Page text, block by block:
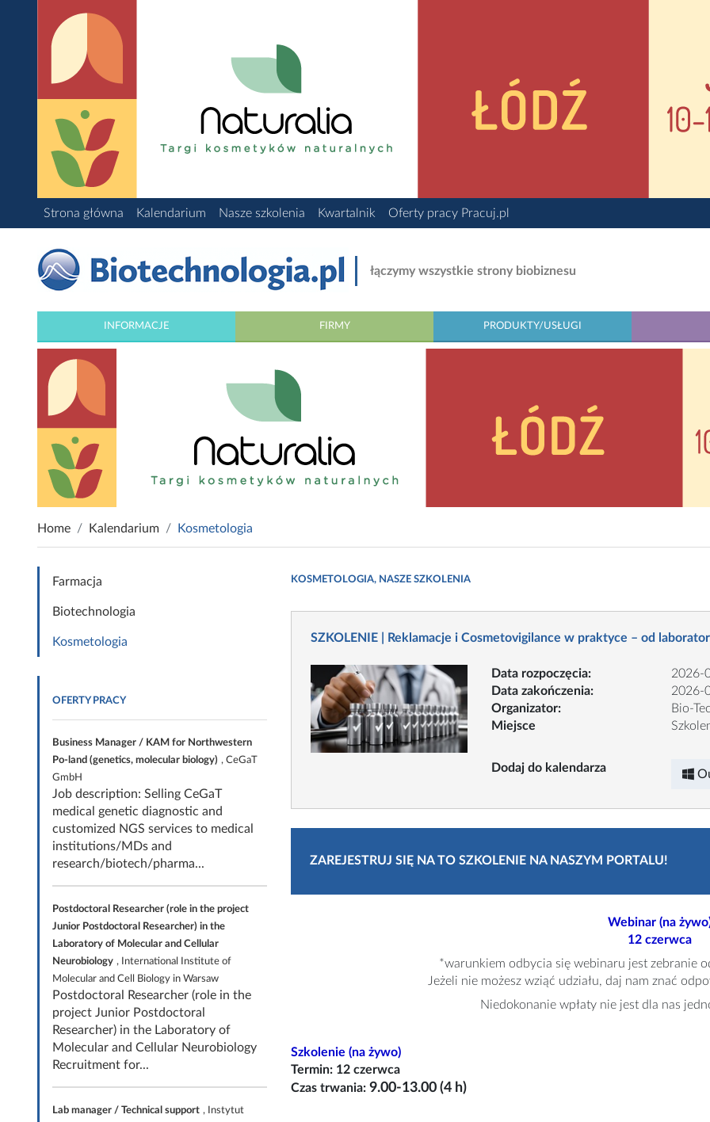
Strona główna Kalendarium Nasze szkolenia Kwartalnik Oferty pracy Pracuj.pl
łączymy wszystkie strony biobiznesu
INFORMACJE FIRMY PRODUKTY/USŁUGI
Home Kalendarium Kosmetologia
Farmacja
Biotechnologia
Kosmetologia
OFERTY PRACY
Business Manager / KAM for Northwestern
Po-land (genetics, molecular biology) , CeGaT
GmbH
Job description: Selling CeGaT
medical genetic diagnostic and
customized NGS services to medical
institutions/MDs and
research/biotech/pharma...
Postdoctoral Researcher (role in the project
Junior Postdoctoral Researcher) in the
Laboratory of Molecular and Cellular
Neurobiology , International Institute of
Molecular and Cell Biology in Warsaw
Postdoctoral Researcher (role in the
project Junior Postdoctoral
Researcher) in the Laboratory of
Molecular and Cellular Neurobiology
Recruitment for...
Lab manager / Technical support , Instytut
KOSMETOLOGIA, NASZE SZKOLENIA
SZKOLENIE | Reklamacje i Cosmetovigilance w praktyce – od
Data rozpoczęcia:
2026-
Data zakończenia:
2026-
Organizator:
Bio-
Miejsce
Dodaj do kalendarza
ZAREJESTRUJ SIĘ NA TO SZKOLENIE NA NASZYM PORTALU!
Webinar (na
12 czerwca
*warunkiem odbycia się webinaru jest zebranie
Jeżeli nie możesz wziąć udziału, daj nam znać
Niedokonanie wpłaty nie jest dla nas
Szkolenie (na żywo)
Termin: 12 czerwca
Czas trwania: 9.00-13.00 (4 h)